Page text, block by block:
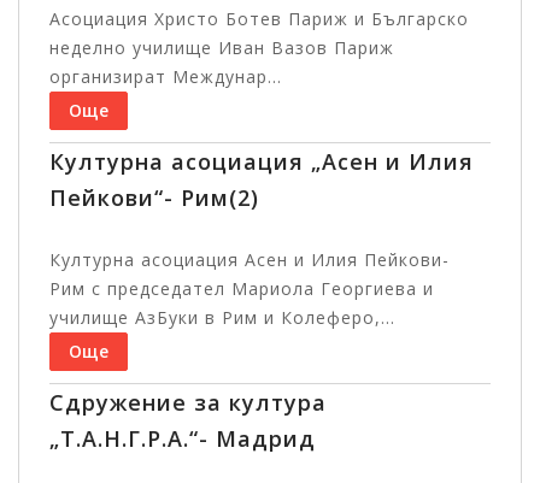
Асоциация Христо Ботев Париж и Българско
неделно училище Иван Вазов Париж
организират Междунар...
Още
Културна асоциация „Асен и Илия
Пейкови“- Рим(2)
Културна асоциация Асен и Илия Пейкови-
Рим с председател Мариола Георгиева и
училище АзБуки в Рим и Колеферо,...
Още
Сдружение за култура
„Т.А.Н.Г.Р.А.“- Мадрид